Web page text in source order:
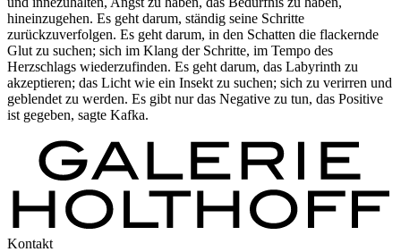
hineinzugehen. Es geht darum, ständig seine Schritte
zurückzuverfolgen. Es geht darum, in den Schatten die flackernde
Glut zu suchen; sich im Klang der Schritte, im Tempo des
Herzschlags wiederzufinden. Es geht darum, das Labyrinth zu
akzeptieren; das Licht wie ein Insekt zu suchen; sich zu verirren und
geblendet zu werden. Es gibt nur das Negative zu tun, das Positive
ist gegeben, sagte Kafka.
Kontakt